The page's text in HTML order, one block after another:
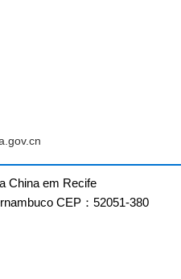
China em Recife
CEP：52051-380